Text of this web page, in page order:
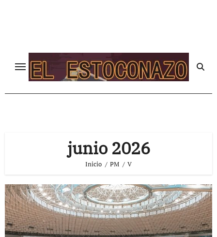
junio 2026
Inicio PM V